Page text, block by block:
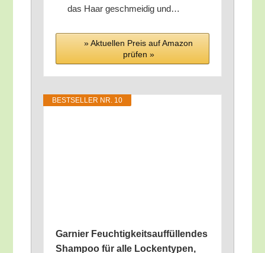
das Haar geschmei­dig und…
» Aktu­el­len Preis auf Ama­zon
prü­fen »
BEST­SEL­LER NR. 10
Gar­nier Feuch­tig­keits­auf­fül­len­des
Sham­poo für alle Locken­ty­pen,